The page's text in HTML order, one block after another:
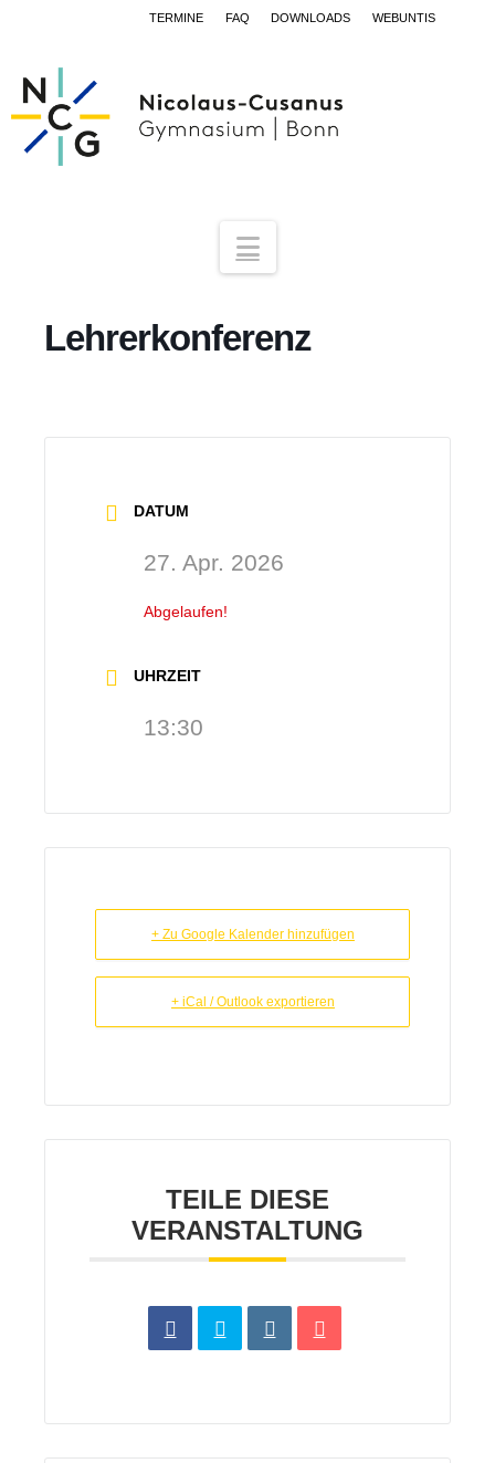
TERMINE FAQ DOWNLOADS WEBUNTIS
Navigation
Lehrerkonferenz
DATUM
27. Apr. 2026
Abgelaufen!
UHRZEIT
13:30
+ Zu Google Kalender hinzufügen
+ iCal / Outlook exportieren
TEILE DIESE
VERANSTALTUNG